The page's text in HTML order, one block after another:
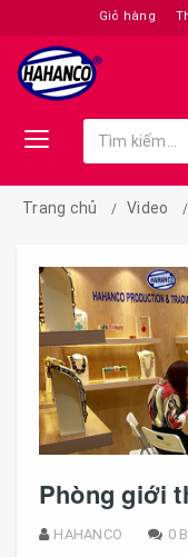
Giỏ hàng
Trang chủ Video
Phòng giới
HAHANCO 0